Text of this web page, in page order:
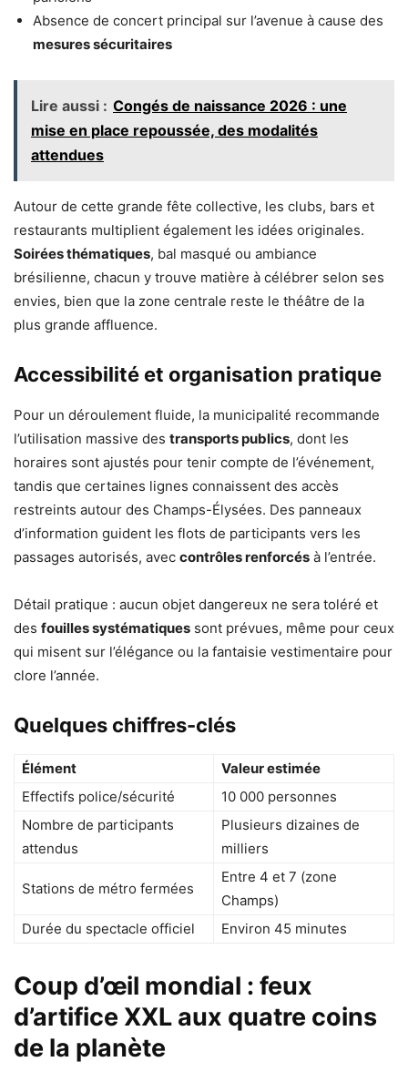
Absence de concert principal sur l’avenue à cause des
mesures sécuritaires
Lire aussi : Congés de naissance 2026 : une
mise en place repoussée, des modalités
attendues
Autour de cette grande fête collective, les clubs, bars et
restaurants multiplient également les idées originales.
Soirées thématiques, bal masqué ou ambiance
brésilienne, chacun y trouve matière à célébrer selon ses
envies, bien que la zone centrale reste le théâtre de la
plus grande affluence.
Accessibilité et organisation pratique
Pour un déroulement fluide, la municipalité recommande
l’utilisation massive des transports publics, dont les
horaires sont ajustés pour tenir compte de l’événement,
tandis que certaines lignes connaissent des accès
restreints autour des Champs-Élysées. Des panneaux
d’information guident les flots de participants vers les
passages autorisés, avec contrôles renforcés à l’entrée.
Détail pratique : aucun objet dangereux ne sera toléré et
des fouilles systématiques sont prévues, même pour ceux
qui misent sur l’élégance ou la fantaisie vestimentaire pour
clore l’année.
Quelques chiffres-clés
Élément
Valeur estimée
Effectifs police/sécurité
10 000 personnes
Nombre de participants
attendus
Plusieurs dizaines de
milliers
Stations de métro fermées
Entre 4 et 7 (zone
Champs)
Durée du spectacle officiel
Environ 45 minutes
Coup d’œil mondial : feux
d’artifice XXL aux quatre coins
de la planète